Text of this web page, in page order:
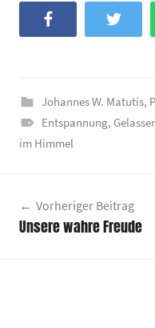
Twitter
Johannes W. Matutis,
Entspannung,
im Himmel
Vorheriger Beitrag
Unsere wahre Freude